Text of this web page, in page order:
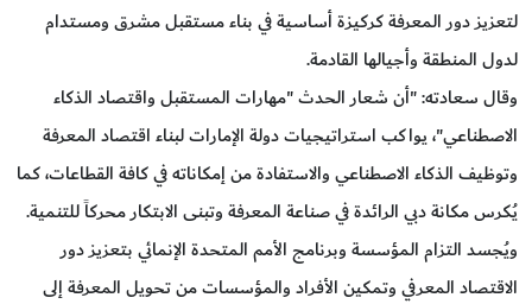
لتعزيز دور المعرفة كركيزة أساسية في بناء مستقبل مشرق ومستدام
لدول المنطقة وأجيالها القادمة.
وقال سعادته: "أن شعار الحدث "مهارات المستقبل واقتصاد الذكاء
الاصطناعي"، يواكب استراتيجيات دولة الإمارات لبناء اقتصاد المعرفة
وتوظيف الذكاء الاصطناعي والاستفادة من إمكاناته في كافة القطاعات، كما
يُكرس مكانة دبي الرائدة في صناعة المعرفة وتبنى الابتكار محركاً للتنمية.
ويُجسد التزام المؤسسة وبرنامج الأمم المتحدة الإنمائي بتعزيز دور
الاقتصاد المعرفي وتمكين الأفراد والمؤسسات من تحويل المعرفة إلى